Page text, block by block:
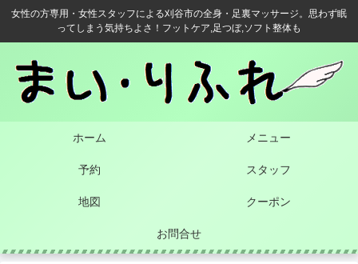
女性の方専用・女性スタッフによる刈谷市の全身・足裏マッサージ。思わず眠
ってしまう気持ちよさ！フットケア,足つぼ,ソフト整体も
ホーム メニュー
予約 スタッフ
地図 クーポン
お問合せ